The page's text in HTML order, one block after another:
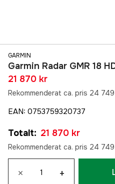
GARMIN
Garmin Radar GMR 18
21 870 kr
Rekommenderat ca. pris 24
EAN: 0753759320737
Totalt: 21 870 kr
Rekommenderat ca. pris 24
× +